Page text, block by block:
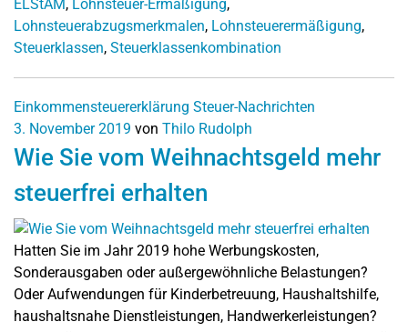
ELStAM, Lohnsteuer-Ermäßigung,
Lohnsteuerabzugsmerkmalen, Lohnsteuerermäßigung,
Steuerklassen, Steuerklassenkombination
Einkommensteuererklärung Steuer-Nachrichten
3. November 2019 von Thilo Rudolph
Wie Sie vom Weihnachtsgeld mehr
steuerfrei erhalten
Hatten Sie im Jahr 2019 hohe Werbungskosten,
Sonderausgaben oder außergewöhnliche Belastungen?
Oder Aufwendungen für Kinderbetreuung, Haushaltshilfe,
haushaltsnahe Dienstleistungen, Handwerkerleistungen?